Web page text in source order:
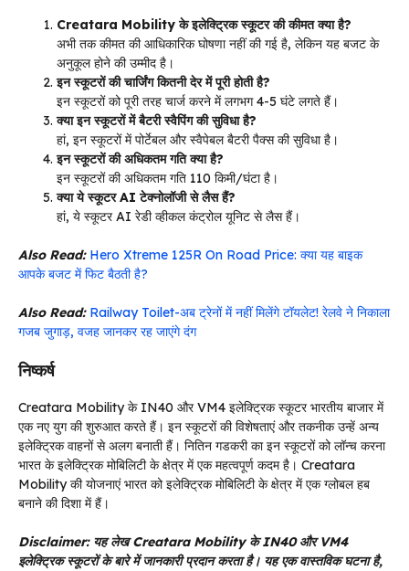
Creatara Mobility के इलेक्ट्रिक स्कूटर की कीमत क्या है?
अभी तक कीमत की आधिकारिक घोषणा नहीं की गई है, लेकिन यह बजट के
अनुकूल होने की उम्मीद है।
इन स्कूटरों की चार्जिंग कितनी देर में पूरी होती है?
इन स्कूटरों को पूरी तरह चार्ज करने में लगभग 4-5 घंटे लगते हैं।
क्या इन स्कूटरों में बैटरी स्वैपिंग की सुविधा है?
हां, इन स्कूटरों में पोर्टेबल और स्वैपेबल बैटरी पैक्स की सुविधा है।
इन स्कूटरों की अधिकतम गति क्या है?
इन स्कूटरों की अधिकतम गति 110 किमी/घंटा है।
क्या ये स्कूटर AI टेक्नोलॉजी से लैस हैं?
हां, ये स्कूटर AI रेडी व्हीकल कंट्रोल यूनिट से लैस हैं।
Also Read: Hero Xtreme 125R On Road Price: क्या यह बाइक
आपके बजट में फिट बैठती है?
Also Read: Railway Toilet-अब ट्रेनों में नहीं मिलेंगे टॉयलेट! रेलवे ने निकाला
गजब जुगाड़, वजह जानकर रह जाएंगे दंग
निष्कर्ष
Creatara Mobility के IN40 और VM4 इलेक्ट्रिक स्कूटर भारतीय बाजार में
एक नए युग की शुरुआत करते हैं। इन स्कूटरों की विशेषताएं और तकनीक उन्हें अन्य
इलेक्ट्रिक वाहनों से अलग बनाती हैं। नितिन गडकरी का इन स्कूटरों को लॉन्च करना
भारत के इलेक्ट्रिक मोबिलिटी के क्षेत्र में एक महत्वपूर्ण कदम है। Creatara
Mobility की योजनाएं भारत को इलेक्ट्रिक मोबिलिटी के क्षेत्र में एक ग्लोबल हब
बनाने की दिशा में हैं।
Disclaimer: यह लेख Creatara Mobility के IN40 और VM4
इलेक्ट्रिक स्कूटरों के बारे में जानकारी प्रदान करता है। यह एक वास्तविक घटना है,